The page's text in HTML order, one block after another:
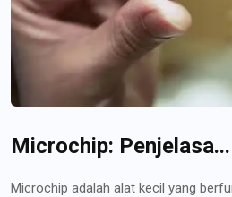
Microchip: Penjelasa...
Microchip adalah alat kecil yang